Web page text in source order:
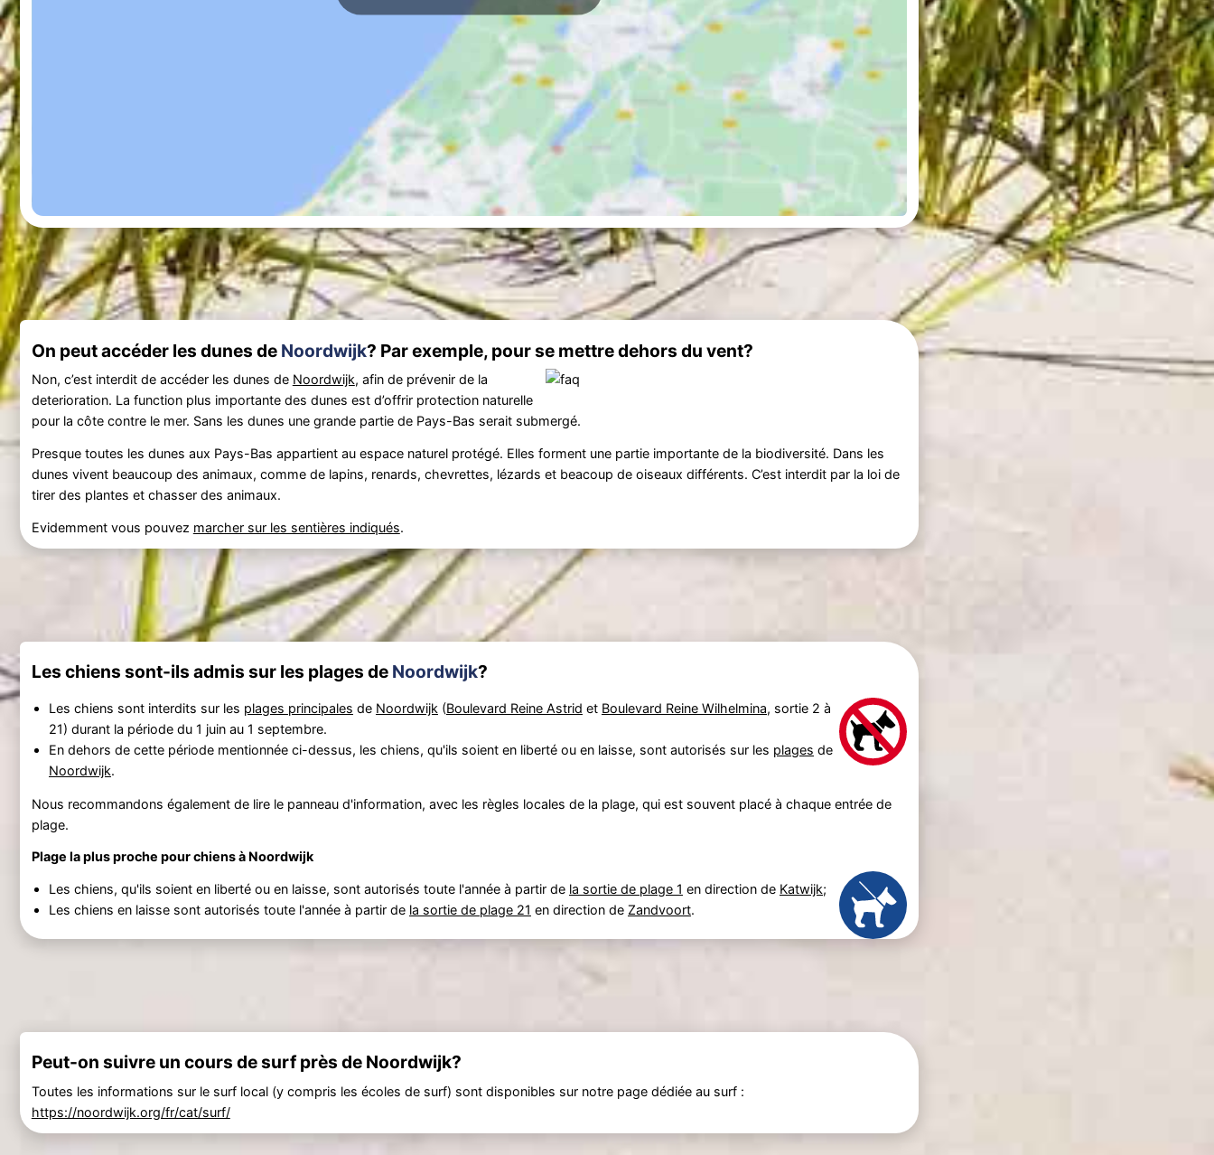
On peut accéder les dunes de Noordwijk? Par exemple, pour se mettre dehors du vent?
Non, c’est interdit de accéder les dunes de Noordwijk, afin de prévenir de la
deterioration. La function plus importante des dunes est d’offrir protection naturelle
pour la côte contre le mer. Sans les dunes une grande partie de Pays-Bas serait submergé.
Presque toutes les dunes aux Pays-Bas appartient au espace naturel protégé. Elles forment une partie importante de la biodiversité. Dans les
dunes vivent beaucoup des animaux, comme de lapins, renards, chevrettes, lézards et beacoup de oiseaux différents. C’est interdit par la loi de
tirer des plantes et chasser des animaux.
Evidemment vous pouvez marcher sur les sentières indiqués.
Les chiens sont-ils admis sur les plages de Noordwijk?
Les chiens sont interdits sur les plages principales de Noordwijk (Boulevard Reine Astrid et Boulevard Reine Wilhelmina, sortie 2 à
21) durant la période du 1 juin au 1 septembre.
En dehors de cette période mentionnée ci-dessus, les chiens, qu'ils soient en liberté ou en laisse, sont autorisés sur les plages de
Noordwijk.
Nous recommandons également de lire le panneau d'information, avec les règles locales de la plage, qui est souvent placé à chaque entrée de
plage.
Plage la plus proche pour chiens à Noordwijk
Les chiens, qu'ils soient en liberté ou en laisse, sont autorisés toute l'année à partir de la sortie de plage 1 en direction de Katwijk;
Les chiens en laisse sont autorisés toute l'année à partir de la sortie de plage 21 en direction de Zandvoort.
Peut-on suivre un cours de surf près de Noordwijk?
Toutes les informations sur le surf local (y compris les écoles de surf) sont disponibles sur notre page dédiée au surf :
https://noordwijk.org/fr/cat/surf/